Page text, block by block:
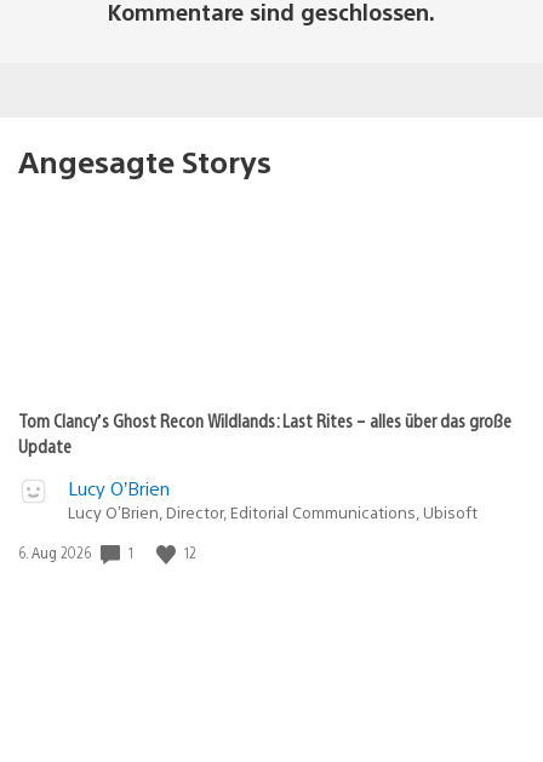
Kommentare sind geschlossen.
Angesagte Storys
Tom Clancy’s Ghost Recon Wildlands: Last Rites – alles über das große
Update
Lucy O’Brien
Lucy O’Brien, Director, Editorial Communications, Ubisoft
Veröffentlichungsdatum:
6. Aug 2026 1 12